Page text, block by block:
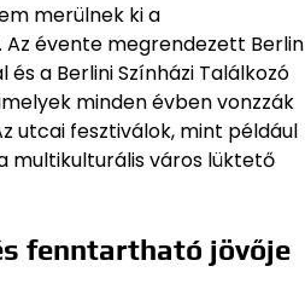
merülnek ki a
évente megrendezett Berlin
a Berlini Színházi Találkozó
minden évben vonzzák
utcai fesztiválok, mint például
multikulturális város lüktető
fenntartható jövője